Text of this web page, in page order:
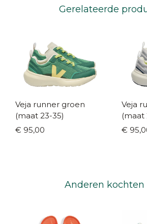
Gerelateerde
Veja runner groen
(maat 23-35)
€ 95,00
Veja
(maat
€
Anderen kochten